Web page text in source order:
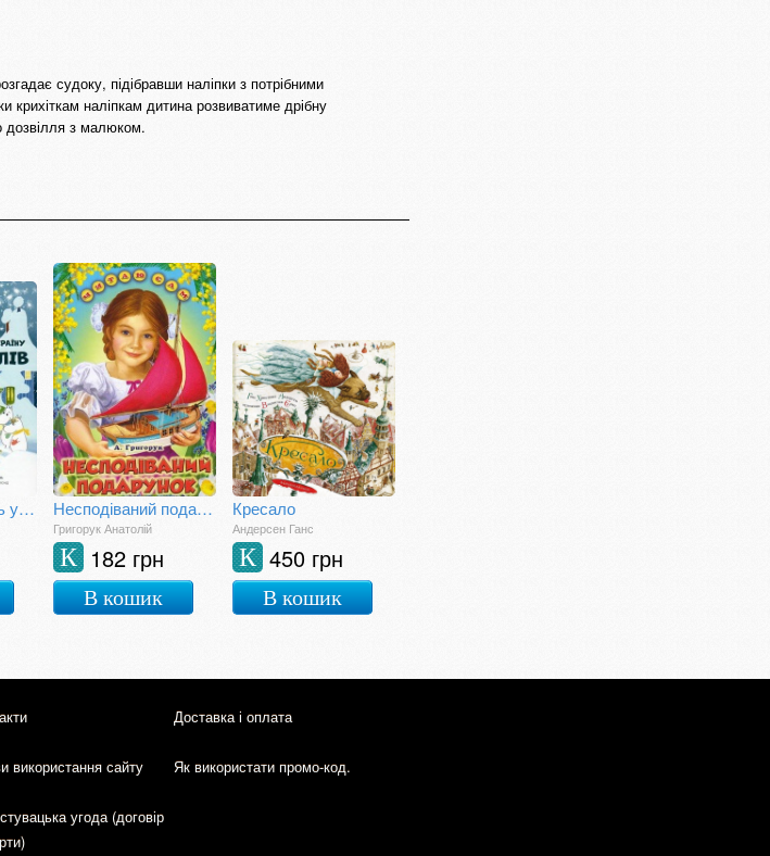
судоку, підібравши наліпки з потрібними
крихіткам наліпкам дитина розвиватиме дрібну
дозвілля з малюком.
Різдво приходить у Країну Мумі-тролів Несподіваний подарунок
Григорук Анатолій
182 грн
К
В кошик
Кресало
Андерсен Ганс
450 грн
К
В кошик
Доставка і оплата
використання сайту Як використати промо-код.
угода (договір